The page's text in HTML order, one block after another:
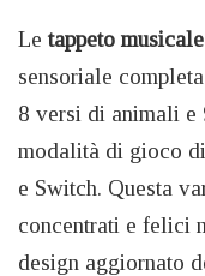
Le tappeto
sensoriale
8 versi di animali e
modalità di gioco
e Switch. Questa
concentrati e felici
design aggiornato